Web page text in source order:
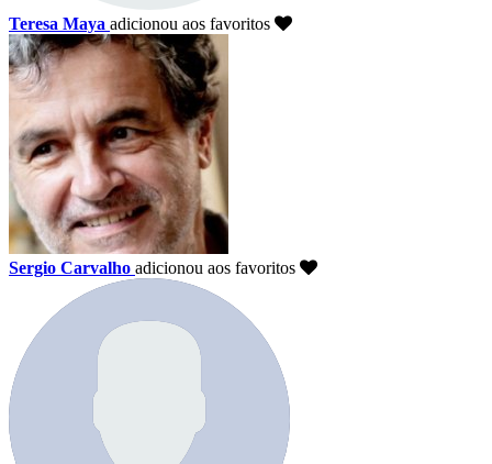
Teresa Maya adicionou aos favoritos
Sergio Carvalho adicionou aos favoritos